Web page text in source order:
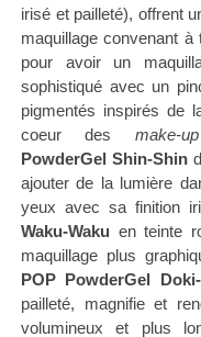
irisé et pailleté), offrent
maquillage convenant
pour avoir un
sophistiqué avec un
pigmentés inspirés de
coeur des make-
PowderGel Shin-Shin
ajouter de la lumière
yeux avec sa finition
Waku-Waku en teinte
maquillage plus
POP PowderGel
pailleté, magnifie et
volumineux et plus